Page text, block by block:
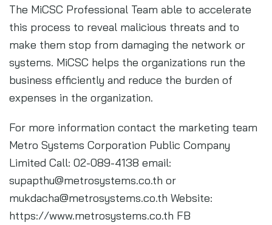
The MiCSC Professional Team able to accelerate
this process to reveal malicious threats and to
make them stop from damaging the network or
systems. MiCSC helps the organizations run the
business efficiently and reduce the burden of
expenses in the organization.
For more information contact the marketing team
Metro Systems Corporation Public Company
Limited Call: 02-089-4138 email:
supapthu@metrosystems.co.th or
mukdacha@metrosystems.co.th Website:
https://www.metrosystems.co.th FB